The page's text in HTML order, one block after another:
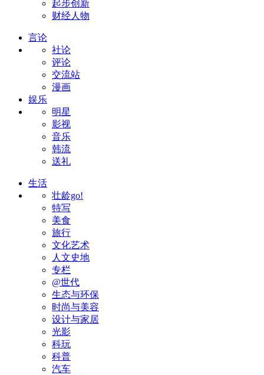
起步创新
财经人物
言论
社论
评论
交流站
漫画
娱乐
明星
影视
音乐
韩流
送礼
生活
壮龄go!
特写
美食
旅行
文化艺术
人文史地
专栏
@世代
生态与环保
时尚与美容
设计与家居
光影
科玩
科普
汽车